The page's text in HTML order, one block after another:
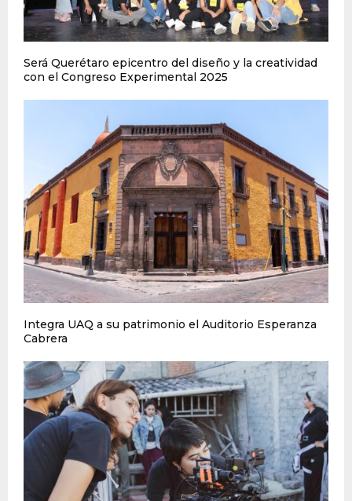
Será Querétaro epicentro del diseño y la creatividad
con el Congreso Experimental 2025
Integra UAQ a su patrimonio el Auditorio Esperanza
Cabrera